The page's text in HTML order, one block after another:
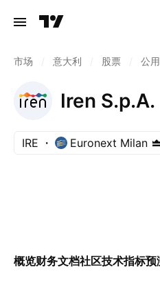
市场 意大利 股票 公
Iren S.p.A.
IRE Euronext Milan
概览财务文档社区技术指标预